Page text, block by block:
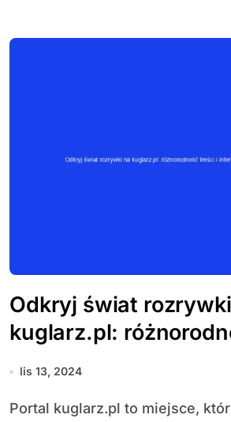
Odkryj świat
kuglarz.pl:
interaktywna
lis 13, 2024
Portal kuglarz.pl to miejsce, które łączy